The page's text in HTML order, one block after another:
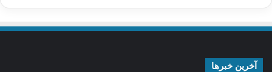
آخرین خبرها